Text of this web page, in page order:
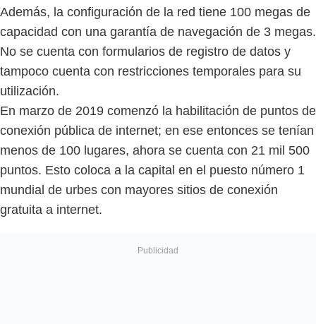
Además, la configuración de la red tiene 100 megas de
capacidad con una garantía de navegación de 3 megas.
No se cuenta con formularios de registro de datos y
tampoco cuenta con restricciones temporales para su
utilización.
En marzo de 2019 comenzó la habilitación de puntos de
conexión pública de internet; en ese entonces se tenían
menos de 100 lugares, ahora se cuenta con 21 mil 500
puntos. Esto coloca a la capital en el puesto número 1
mundial de urbes con mayores sitios de conexión
gratuita a internet.